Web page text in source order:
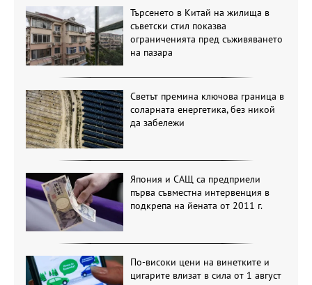
Търсенето в Китай на жилища в
съветски стил показва
ограниченията пред съживяването
на пазара
Светът премина ключова граница в
соларната енергетика, без никой
да забележи
Япония и САЩ са предприели
първа съвместна интервенция в
подкрепа на йената от 2011 г.
По-високи цени на винетките и
цигарите влизат в сила от 1 август